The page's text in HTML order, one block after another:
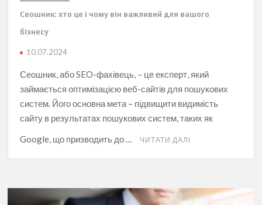
Сеошник: хто це і чому він важливий для вашого
бізнесу
10.07.2024
Сеошник, або SEO-фахівець, – це експерт, який
займається оптимізацією веб-сайтів для пошукових
систем. Його основна мета – підвищити видимість
сайту в результатах пошукових систем, таких як
Google, що призводить до …
ЧИТАТИ ДАЛІ